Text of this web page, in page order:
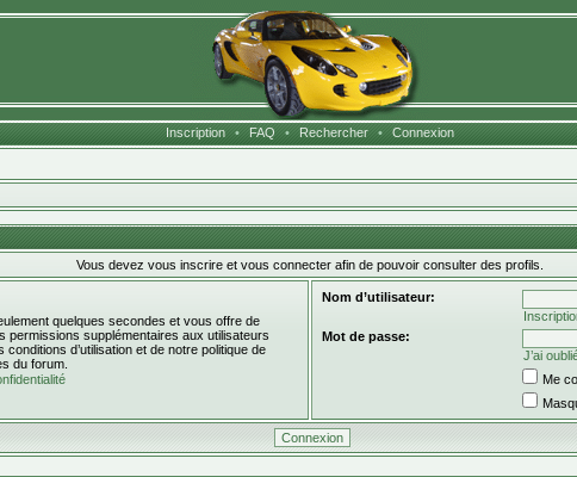
Inscription • FAQ • Rechercher • Connexion
Vous devez vous inscrire et vous connecter afin de pouvoir consulter des profils.
quelques secondes et vous offre de
permissions supplémentaires aux utilisateurs
d’utilisation et de notre politique de
du forum.
Nom d’utilisateur:
Mot de passe:
J’ai
Me